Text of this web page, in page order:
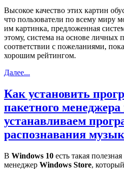
Высокое качество этих картин
что пользователи по всему миру
им картинка, предложенная
этому, система на основе личных
соответствии с пожеланиями,
хорошим рейтингом.
Далее...
Как установить
пакетного
устанавливаем
распознавания
В Windows 10 есть такая
менеджер Windows Store,